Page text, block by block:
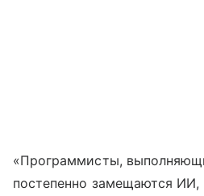
«Программисты,
постепенно замещаются ИИ,